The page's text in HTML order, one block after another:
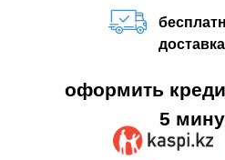
оформить
5
доставка